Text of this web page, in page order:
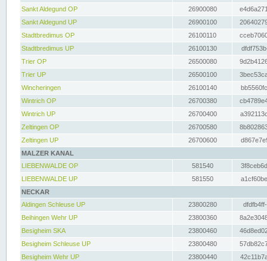
Sankt Aldegund OP
26900080
Sankt Aldegund UP
26900100
Stadtbredimus OP
26100110
Stadtbredimus UP
26100130
Trier OP
26500080
Trier UP
26500100
Wincheringen
26100140
Wintrich OP
26700380
Wintrich UP
26700400
Zeltingen OP
26700580
Zeltingen UP
26700600
MALZER KANAL
LIEBENWALDE OP
581540
LIEBENWALDE UP
581550
NECKAR
Aldingen Schleuse UP
23800280
Beihingen Wehr UP
23800360
Besigheim SKA
23800460
Besigheim Schleuse UP
23800480
Besigheim Wehr UP
23800440